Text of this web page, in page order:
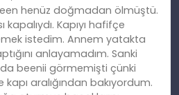
henüz doğmadan ölmüştü.
kapalıydı. Kapıyı hafifçe
istedim. Annem yatakta
anlayamadım. Sanki
beenii görmemişti çünki
aralığından bakıyordum.